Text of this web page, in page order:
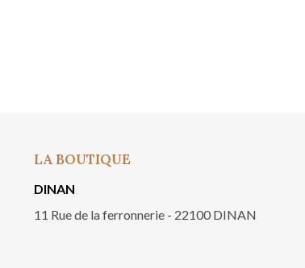
LA BOUTIQUE
DINAN
11 Rue de la ferronnerie - 22100 DINAN